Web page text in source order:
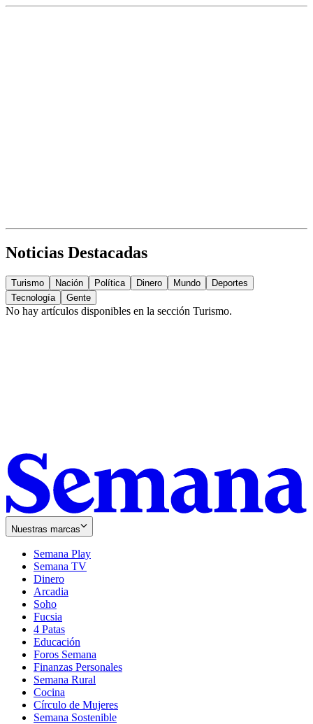
Noticias Destacadas
Turismo Nación Política Dinero Mundo
Deportes
Tecnología
Gente
No hay artículos disponibles en la sección Turismo.
Nuestras marcas
Semana Play
Semana TV
Dinero
Arcadia
Soho
in
new
window
Fucsia
in
new
window
4 Patas
Educación
Foros Semana
Finanzas Personales
Semana Rural
Cocina
Círculo de Mujeres
Semana Sostenible